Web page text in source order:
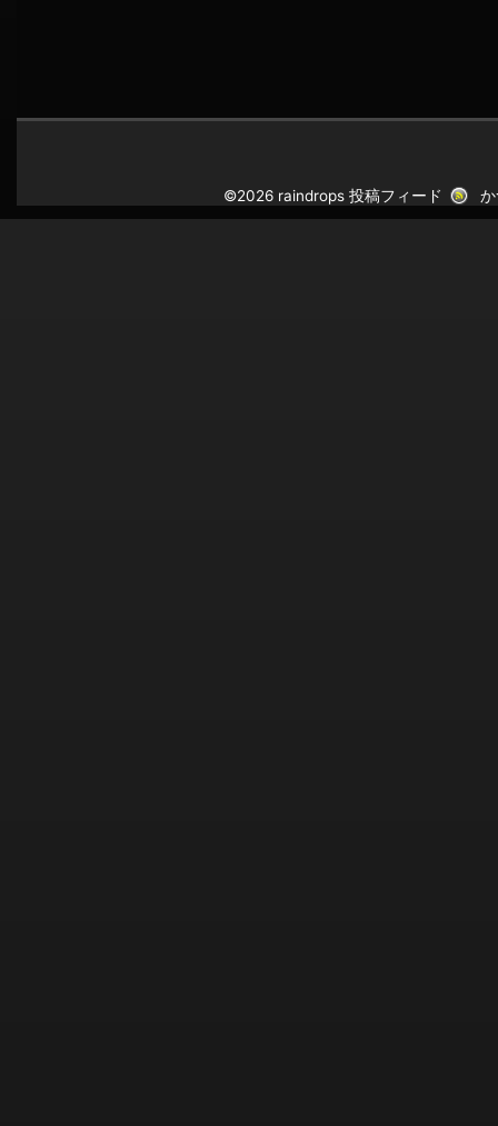
©2026 raindrops投稿フィード